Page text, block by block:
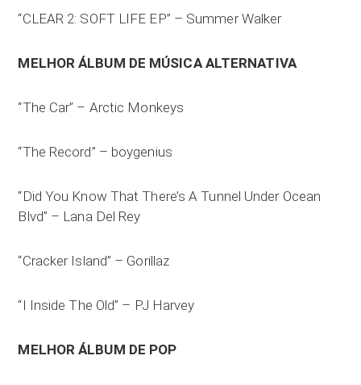
“CLEAR 2: SOFT LIFE EP” – Summer Walker
MELHOR ÁLBUM DE MÚSICA ALTERNATIVA
“The Car” – Arctic Monkeys
“The Record” – boygenius
“Did You Know That There’s A Tunnel Under Ocean
Blvd” – Lana Del Rey
“Cracker Island” – Gorillaz
“I Inside The Old” – PJ Harvey
MELHOR ÁLBUM DE POP